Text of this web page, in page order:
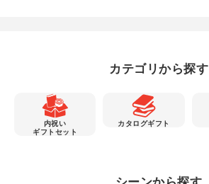
カテゴリから探す
内祝い
ギフトセット
カタログギフト